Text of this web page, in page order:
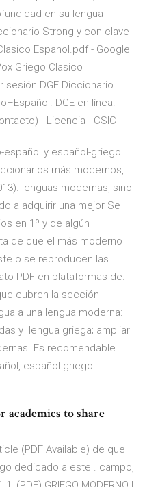
en su lengua
Strong y con clave
Espanol.pdf - Google
Griego Clasico
sesión DGE Diccionario
DGE en línea.
- Licencia - CSIC
y español-griego
más modernos,
lenguas modernas, sino
a adquirir una mejor Se
en 1º y de algún
de que el más moderno
o se reproducen las
PDF en plataformas de.
cubren la sección
a una lengua moderna:
y lengua griega; ampliar
Es recomendable
español-griego
academics to share
(PDF Available) de que
dedicado a este . campo,